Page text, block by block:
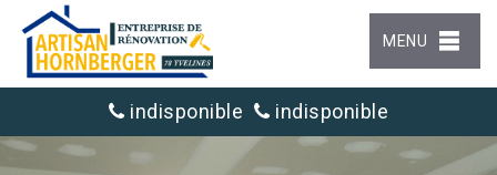
MENU
indisponible indisponible